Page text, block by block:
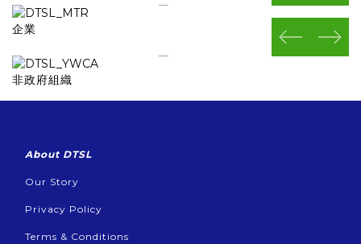
企業 prev next
非政府組織
About DTSL
Our Story
Privacy Policy
Terms & Conditions